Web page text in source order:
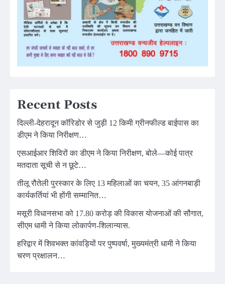
Recent Posts
दिल्ली-देहरादून कॉरिडोर से जुड़ी 12 किमी ग्रीनफील्ड बाईपास का
डीएम ने किया निरीक्षण…
एसआईआर शिविरों का डीएम ने किया निरीक्षण, बोले—कोई पात्र
मतदाता सूची से न छूटे…
तीलू रौतेली पुरस्कार के लिए 13 महिलाओं का चयन, 35 आंगनबाड़ी
कार्यकर्तियां भी होंगी सम्मानित…
मसूरी विधानसभा को 17.80 करोड़ की विकास योजनाओं की सौगात,
सीएम धामी ने किया लोकार्पण-शिलान्यास.
हरिद्वार में शिवभक्त कांवड़ियों पर पुष्पवर्षा, मुख्यमंत्री धामी ने किया
चरण प्रक्षालन…